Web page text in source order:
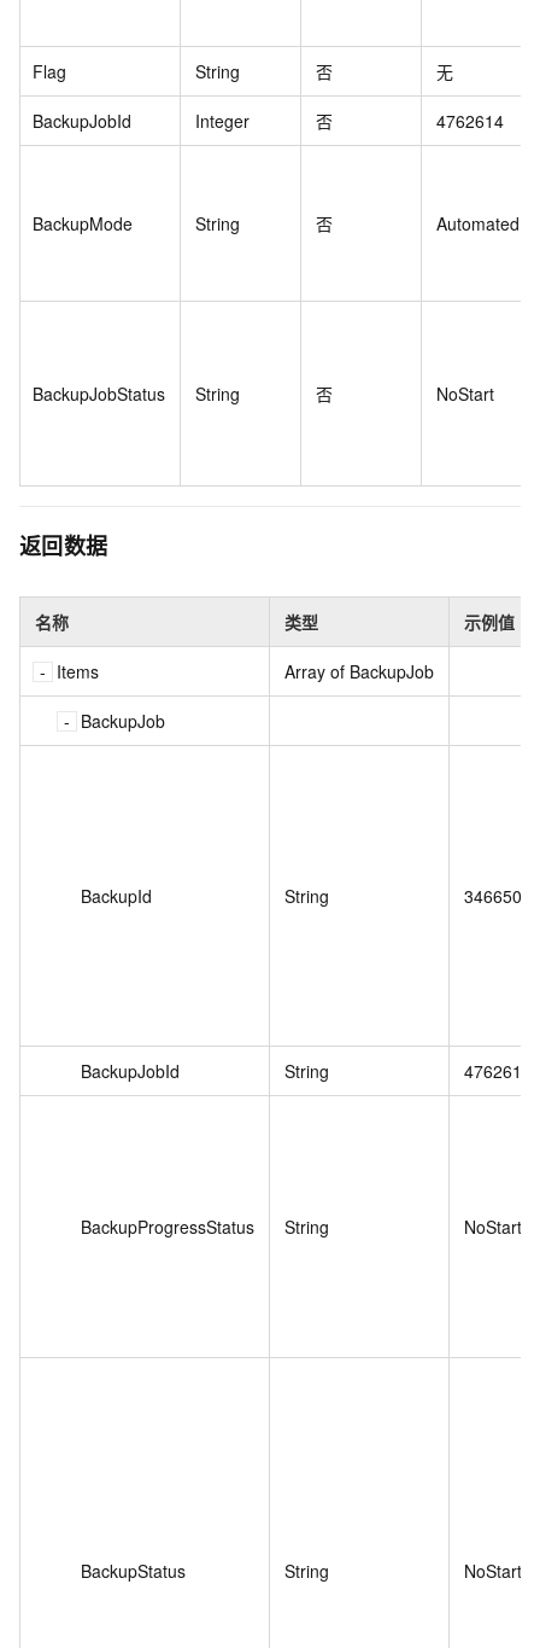
Flag String 否 无
BackupJobId Integer 否 4762614
BackupMode String 否 Automated
BackupJobStatus String 否 NoStart
返回数据
名称 类型 示例值
Items Array of BackupJob
BackupJob
BackupId String
BackupJobId String 4762614
BackupProgressStatus String NoStart
BackupStatus String NoStart